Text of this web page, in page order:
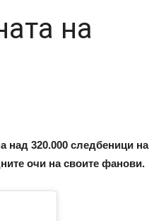
на
над 320.000 следбеници на
очи на своите фанови.